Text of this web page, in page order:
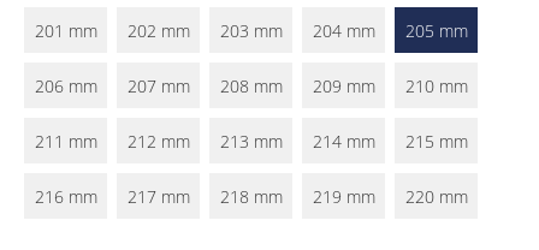
201 mm 202 mm 203 mm 204 mm 205 mm
206 mm 207 mm 208 mm 209 mm 210 mm
211 mm 212 mm 213 mm 214 mm 215 mm
216 mm 217 mm 218 mm 219 mm 220 mm